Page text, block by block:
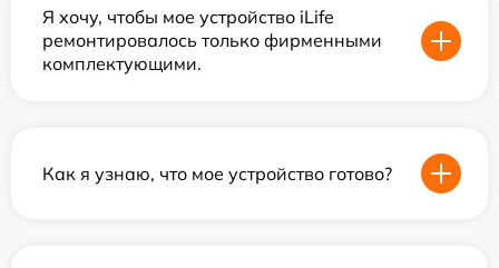
Я хочу, чтобы мое устройство iLife
ремонтировалось только фирменными
комплектующими.
Как я узнаю, что мое устройство готово?